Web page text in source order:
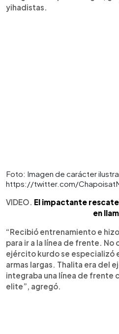
yihadistas.
Foto: Imagen de carácter
https://twitter.com/
VIDEO. El impactante
en
“Recibió entrenamiento e
para ir a la línea de frente. No
ejército kurdo se especializó
armas largas. Thalita era del
integraba una línea de frente
elite”, agregó.